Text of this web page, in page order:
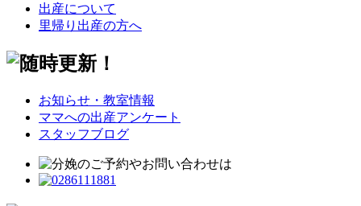
出産について
里帰り出産の方へ
お知らせ・教室情報
ママへの出産アンケート
スタッフブログ